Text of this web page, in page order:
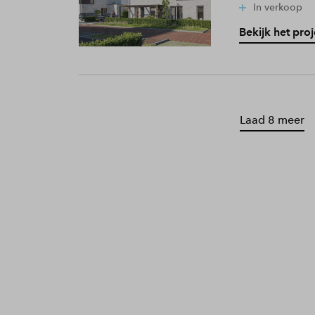
In verkoop
Bekijk het
Laad 8 meer